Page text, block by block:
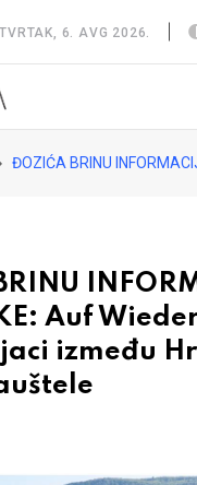
6. AVG 2026.
ĐOZIĆA BRINU INFORMACIJE IZ NJEMAČKE: Auf Wiedersehen BiH, Bošnjaci između Hrvatske, Srbije
Auf
između